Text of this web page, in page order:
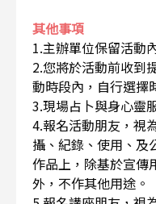
其他事項
1.主辦單位保留活動
2.您將於活動前收到
動時段內，自行選擇
3.現場占卜與身心靈
4.報名活動朋友，視
攝、紀錄、使用、及
作品上，除基於宣傳
外，不作其他用途。